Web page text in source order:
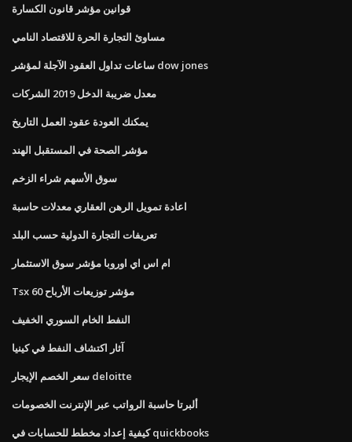
قوانين مؤشر قانون الكسارة
مساوئ التجارة الحرة للاقتصاد النامي
ساعات تداول العقود الآجلة لمؤشر dow jones
معدل ضريبة الدخل 2019 الشركات
يمكنك العودة عقود العمل التاريخ
مؤشر الصحة في المستقبل الهند
سوق الأسهم شراء الزخم
اعادة تمويل الرهن العقاري معدلات حاسبة
تعريفات التجارة الدولية حسب البلد
ام اس اي اوروبا مؤشر سوق الاستثمار
Tsx 60 مؤشر توزيعات الأرباح
النفط الخام السوري الخفيف
آثار اكتشاف النفط في كينيا
سعر الخصم الإيجار deloitte
ألبرتا حاسبة الرواتب عبر الإنترنت الخصومات
كيفية إعداد مخطط للحسابات في quickbooks